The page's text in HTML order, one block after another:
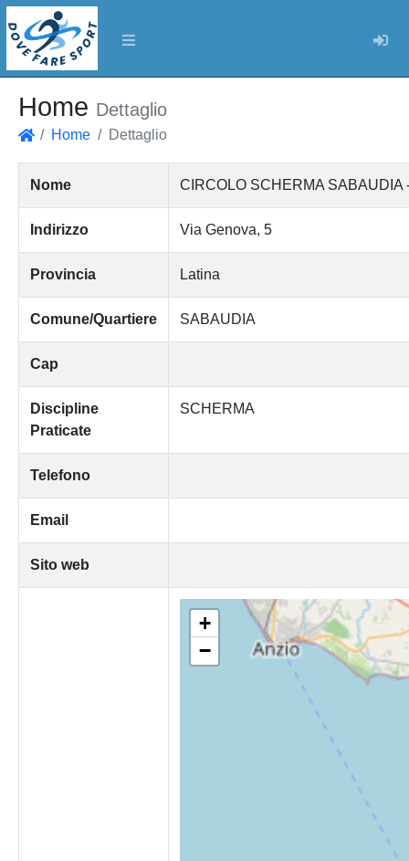
Home Dettaglio
Home Dettaglio
Nome CIRCOLO SCHERMA
Indirizzo Via Genova, 5
Provincia Latina
Comune/Quartiere SABAUDIA
Cap
Discipline
Praticate
SCHERMA
Telefono
Email
Sito web
+
−